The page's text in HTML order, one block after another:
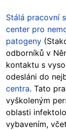
Stálá pracovní
center pro
patogeny
odborníků v
kontaktu s
odesláni do
centra. Tato
vyškoleným
oblasti
vybavením,